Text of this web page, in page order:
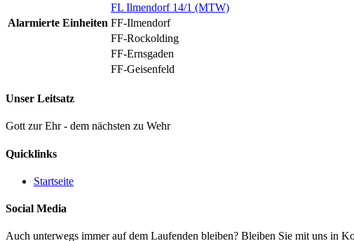
FL Ilmendorf 14/1 (MTW)
Alarmierte Einheiten FF-Ilmendorf
FF-Rockolding
FF-Ernsgaden
FF-Geisenfeld
Unser Leitsatz
Gott zur Ehr - dem nächsten zu Wehr
Quicklinks
Startseite
Social Media
Auch unterwegs immer auf dem Laufenden bleiben? Bleiben Sie mit uns in